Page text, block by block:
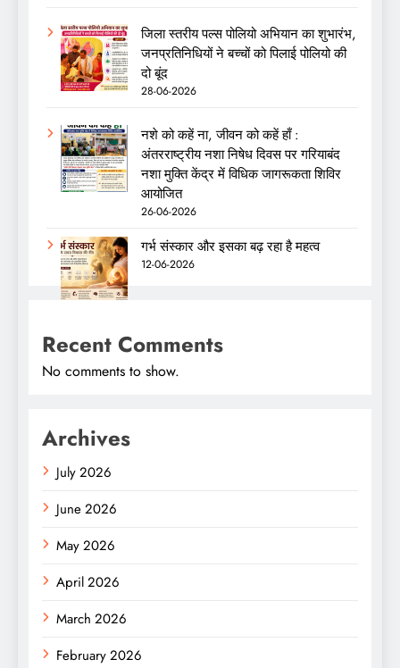
जिला स्तरीय पल्स पोलियो अभियान का शुभारंभ,
जनप्रतिनिधियों ने बच्चों को पिलाई पोलियो की
दो बूंद
28-06-2026
नशे को कहें ना, जीवन को कहें हाँ :
अंतरराष्ट्रीय नशा निषेध दिवस पर गरियाबंद
नशा मुक्ति केंद्र में विधिक जागरूकता शिविर
आयोजित
26-06-2026
गर्भ संस्कार और इसका बढ़ रहा है महत्व
12-06-2026
Recent Comments
No comments to show.
Archives
July 2026
June 2026
May 2026
April 2026
March 2026
February 2026